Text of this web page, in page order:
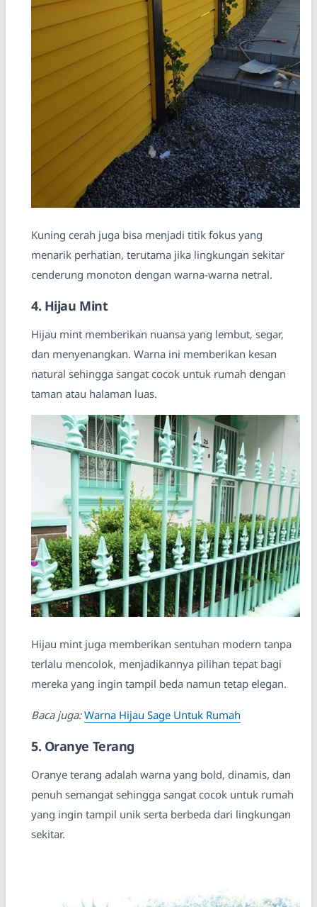
Kuning cerah juga bisa menjadi titik fokus yang
menarik perhatian, terutama jika lingkungan sekitar
cenderung monoton dengan warna-warna netral.
4. Hijau Mint
Hijau mint memberikan nuansa yang lembut, segar,
dan menyenangkan. Warna ini memberikan kesan
natural sehingga sangat cocok untuk rumah dengan
taman atau halaman luas.
Hijau mint juga memberikan sentuhan modern tanpa
terlalu mencolok, menjadikannya pilihan tepat bagi
mereka yang ingin tampil beda namun tetap elegan.
Baca juga: Warna Hijau Sage Untuk Rumah
5. Oranye Terang
Oranye terang adalah warna yang bold, dinamis, dan
penuh semangat sehingga sangat cocok untuk rumah
yang ingin tampil unik serta berbeda dari lingkungan
sekitar.